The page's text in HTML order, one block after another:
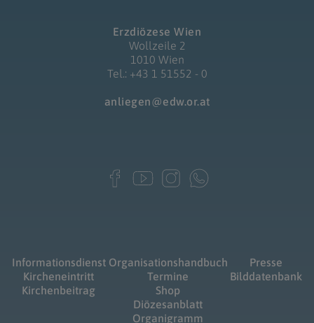
Erzdiözese Wien
Wollzeile 2
1010 Wien
Tel.: +43 1 51552 - 0
anliegen@edw.or.at
Informationsdienst
Kircheneintritt
Kirchenbeitrag
Organisationshandbuch
Termine
Shop
Diözesanblatt
Organigramm
Presse
Bilddatenbank